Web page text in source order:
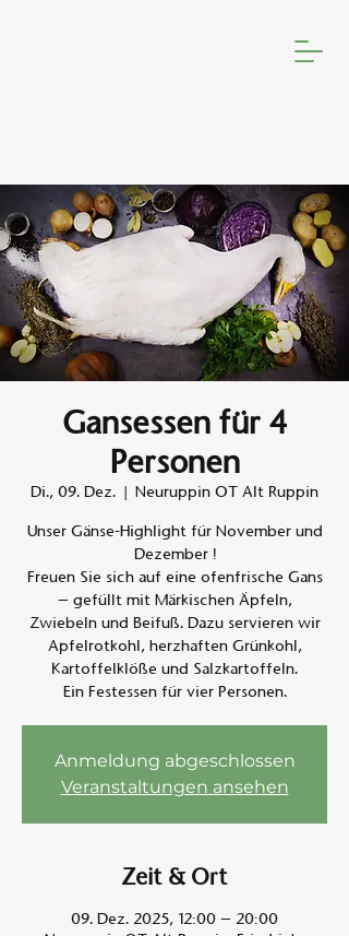
Gansessen für 4
Personen
Di., 09. Dez.
  |
Neuruppin OT Alt Ruppin
Unser Gänse-Highlight für November und
Dezember !
Freuen Sie sich auf eine ofenfrische Gans
– gefüllt mit Märkischen Äpfeln,
Zwiebeln und Beifuß. Dazu servieren wir
Apfelrotkohl, herzhaften Grünkohl,
Kartoffelklöße und Salzkartoffeln.
Ein Festessen für vier Personen.
Anmeldung abgeschlossen
Veranstaltungen ansehen
Zeit & Ort
09. Dez. 2025, 12:00 – 20:00